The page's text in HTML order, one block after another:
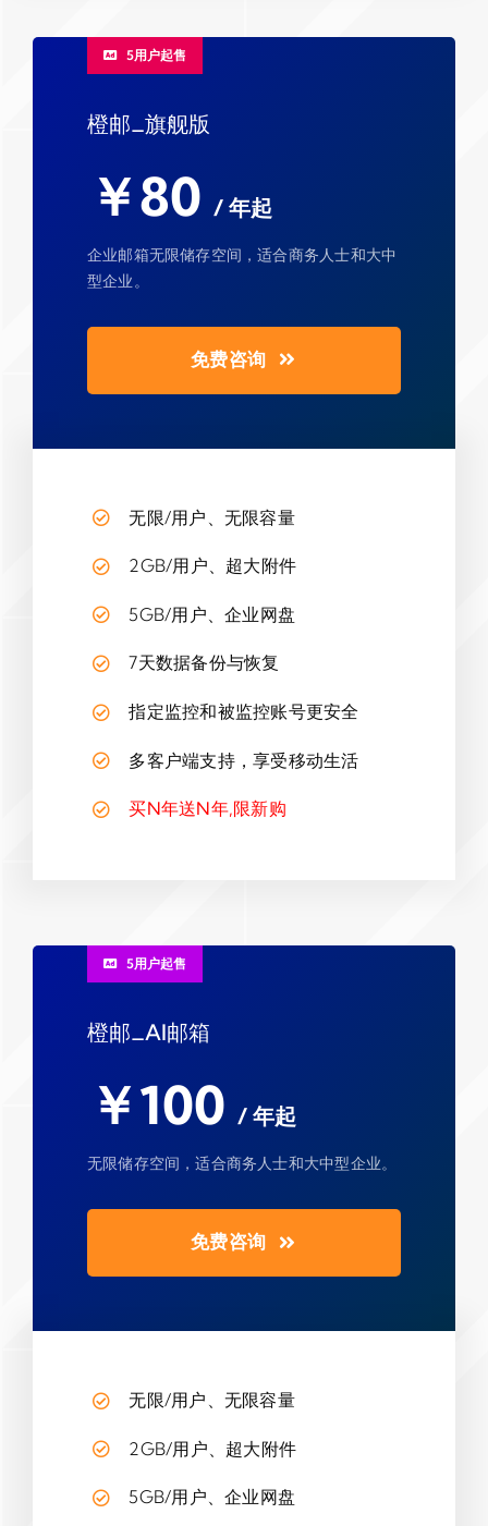
5用户起售
橙邮_旗舰版
￥80 / 年起
企业邮箱无限储存空间，适合商务人士和大中
型企业。
免费咨询
无限/用户、无限容量
2GB/用户、超大附件
5GB/用户、企业网盘
7天数据备份与恢复
指定监控和被监控账号更安全
多客户端支持，享受移动生活
买N年送N年,限新购
5用户起售
橙邮_AI邮箱
￥100 / 年起
无限储存空间，适合商务人士和大中型企业。
免费咨询
无限/用户、无限容量
2GB/用户、超大附件
5GB/用户、企业网盘